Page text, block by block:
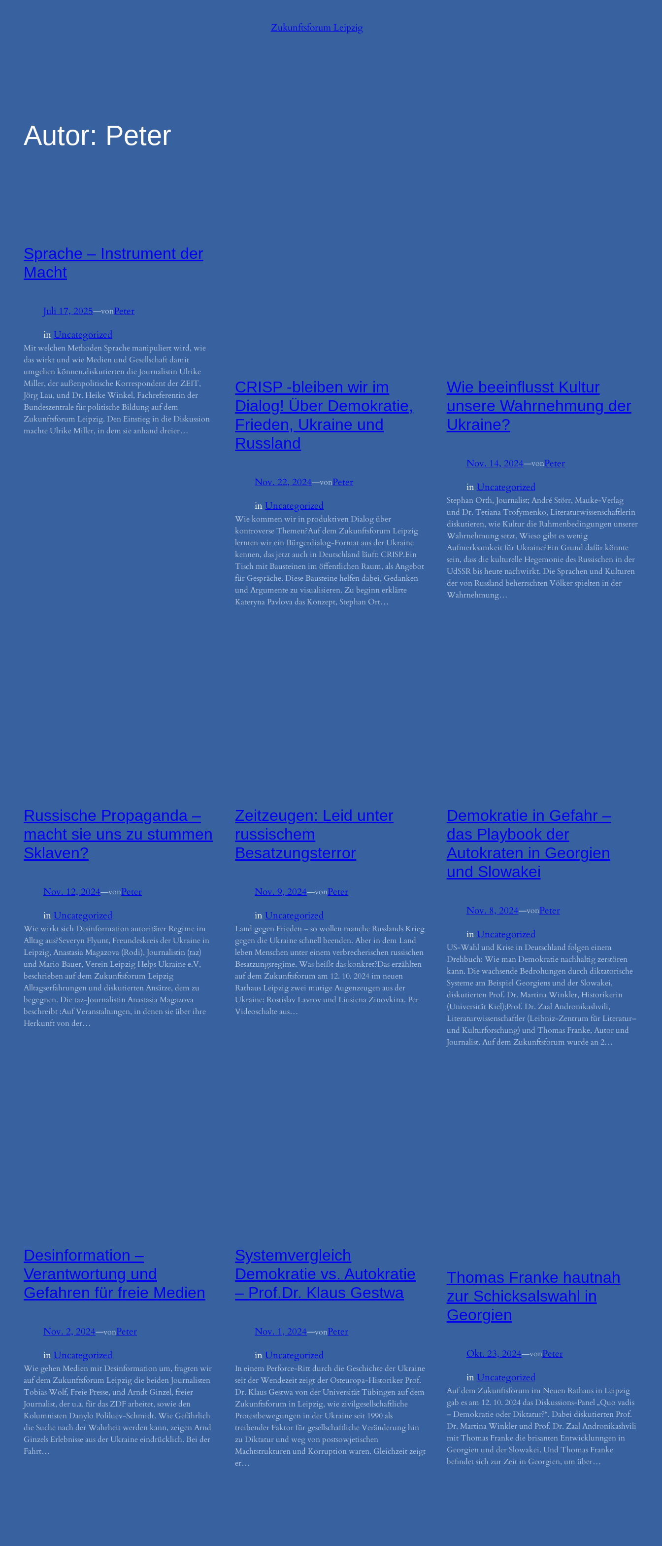
Zukunftsforum Leipzig
Autor: Peter
Sprache – Instrument der
Macht
Juli 17, 2025—vonPeter
in Uncategorized
Mit welchen Methoden Sprache manipuliert wird, wie
das wirkt und wie Medien und Gesellschaft damit
umgehen können,diskutierten die Journalistin Ulrike
Miller, der außenpolitische Korrespondent der ZEIT,
Jörg Lau, und Dr. Heike Winkel, Fachreferentin der
Bundeszentrale für politische Bildung auf dem
Zukunftsforum Leipzig. Den Einstieg in die Diskussion
machte Ulrike Miller, in dem sie anhand dreier…
CRISP -bleiben wir im
Dialog! Über Demokratie,
Frieden, Ukraine und
Russland
Nov. 22, 2024—vonPeter
in Uncategorized
Wie kommen wir in produktiven Dialog über
kontroverse Themen?Auf dem Zukunftsforum Leipzig
lernten wir ein Bürgerdialog-Format aus der Ukraine
kennen, das jetzt auch in Deutschland läuft: CRISP.Ein
Tisch mit Bausteinen im öffentlichen Raum, als Angebot
für Gespräche. Diese Bausteine helfen dabei, Gedanken
und Argumente zu visualisieren. Zu beginn erklärte
Kateryna Pavlova das Konzept, Stephan Ort…
Wie beeinflusst Kultur
unsere Wahrnehmung der
Ukraine?
Nov. 14, 2024—vonPeter
in Uncategorized
Stephan Orth, Journalist; André Störr, Mauke-Verlag
und Dr. Tetiana Trofymenko, Literaturwissenschaftlerin
diskutieren, wie Kultur die Rahmenbedingungen unserer
Wahrnehmung setzt. Wieso gibt es wenig
Aufmerksamkeit für Ukraine?Ein Grund dafür könnte
sein, dass die kulturelle Hegemonie des Russischen in der
UdSSR bis heute nachwirkt. Die Sprachen und Kulturen
der von Russland beherrschten Völker spielten in der
Wahrnehmung…
Russische Propaganda –
macht sie uns zu stummen
Sklaven?
Nov. 12, 2024—vonPeter
in Uncategorized
Wie wirkt sich Desinformation autoritärer Regime im
Alltag aus?Severyn Flyunt, Freundeskreis der Ukraine in
Leipzig, Anastasia Magazova (Rodi), Journalistin (taz)
und Mario Bauer, Verein Leipzig Helps Ukraine e.V,
beschrieben auf dem Zukunftsforum Leipzig
Alltagserfahrungen und diskutierten Ansätze, dem zu
begegnen. Die taz-Journalistin Anastasia Magazova
beschreibt :Auf Veranstaltungen, in denen sie über ihre
Herkunft von der…
Zeitzeugen: Leid unter
russischem
Besatzungsterror
Nov. 9, 2024—vonPeter
in Uncategorized
Land gegen Frieden – so wollen manche Russlands Krieg
gegen die Ukraine schnell beenden. Aber in dem Land
leben Menschen unter einem verbrecherischen russischen
Besatzungsregime. Was heißt das konkret?Das erzählten
auf dem Zukunftsforum am 12. 10. 2024 im neuen
Rathaus Leipzig zwei mutige Augenzeugen aus der
Ukraine: Rostislav Lavrov und Liusiena Zinovkina. Per
Videoschalte aus…
Demokratie in Gefahr –
das Playbook der
Autokraten in Georgien
und Slowakei
Nov. 8, 2024—vonPeter
in Uncategorized
US-Wahl und Krise in Deutschland folgen einem
Drehbuch: Wie man Demokratie nachhaltig zerstören
kann. Die wachsende Bedrohungen durch diktatorische
Systeme am Beispiel Georgiens und der Slowakei,
diskutierten Prof. Dr. Martina Winkler, Historikerin
(Universität Kiel);Prof. Dr. Zaal Andronikashvili,
Literaturwissenschaftler (Leibniz-Zentrum für Literatur–
und Kulturforschung) und Thomas Franke, Autor und
Journalist. Auf dem Zukunftsforum wurde an 2…
Desinformation –
Verantwortung und
Gefahren für freie Medien
Nov. 2, 2024—vonPeter
inUncategorized
Wie gehen Medien mit Desinformation um, fragten wir
auf dem Zukunftsforum Leipzig die beiden Journalisten
Tobias Wolf, Freie Presse, und Arndt Ginzel, freier
Journalist, der u.a. für das ZDF arbeitet, sowie den
Kolumnisten Danylo Poliluev-Schmidt. Wie Gefährlich
die Suche nach der Wahrheit werden kann, zeigen Arnd
Ginzels Erlebnisse aus der Ukraine eindrücklich. Bei der
Fahrt…
Systemvergleich
Demokratie vs. Autokratie
– Prof.Dr. Klaus Gestwa
Nov. 1, 2024—vonPeter
inUncategorized
In einem Perforce-Ritt durch die Geschichte der Ukraine
seit der Wendezeit zeigt der Osteuropa-Historiker Prof.
Dr. Klaus Gestwa von der Universität Tübingen auf dem
Zukunftsforum in Leipzig, wie zivilgesellschaftliche
Protestbewegungen in der Ukraine seit 1990 als
treibender Faktor für gesellschaftliche Veränderung hin
zu Diktatur und weg von postsowjetischen
Machtstrukturen und Korruption waren. Gleichzeit zeigt
er…
Thomas Franke hautnah
zur Schicksalswahl in
Georgien
Okt. 23, 2024—vonPeter
in Uncategorized
Auf dem Zukunftsforum im Neuen Rathaus in Leipzig
gab es am 12. 10. 2024 das Diskussions-Panel „Quo vadis
– Demokratie oder Diktatur?“. Dabei diskutierten Prof.
Dr. Martina Winkler und Prof. Dr. Zaal Andronikashvili
mit Thomas Franke die brisanten Entwicklunngen in
Georgien und der Slowakei. Und Thomas Franke
befindet sich zur Zeit in Georgien, um über…